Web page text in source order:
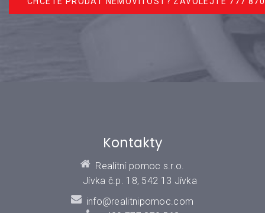
Kontakty
Realitní pomoc s.r.o.
Jívka č.p. 18, 542 13 Jívka
info@realitnipomoc.com